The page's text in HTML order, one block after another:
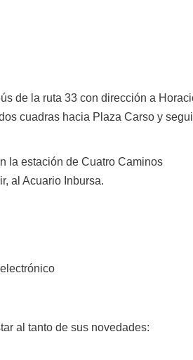
de la ruta 33 con dirección a
cuadras hacia Plaza Carso y
la estación de Cuatro Caminos
al Acuario Inbursa.
al tanto de sus novedades: